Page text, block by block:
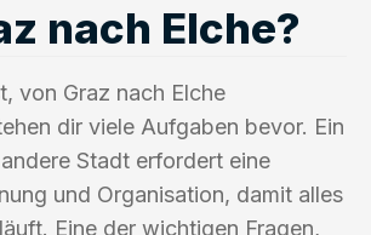
nach Elche?
von Graz nach Elche
dir viele Aufgaben bevor. Ein
Stadt erfordert eine
und Organisation, damit alles
Eine der wichtigen Fragen,